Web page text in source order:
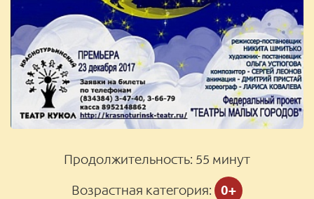
Продолжительность: 55 минут
Возрастная категория: 0+